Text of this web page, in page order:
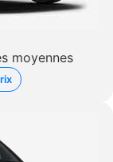
moyennes